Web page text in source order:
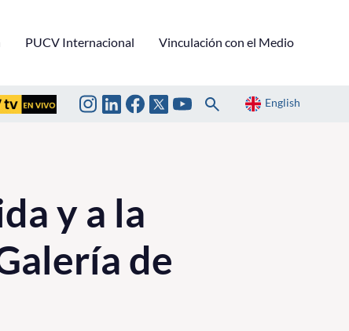
PUCV Internacional Vinculación con el Medio
English
y a la
de